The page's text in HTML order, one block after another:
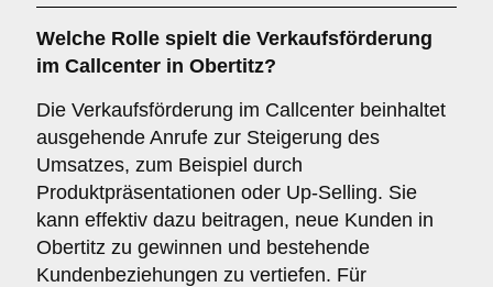
Welche Rolle spielt die Verkaufsförderung
im Callcenter in Obertitz?
Die Verkaufsförderung im Callcenter beinhaltet
ausgehende Anrufe zur Steigerung des
Umsatzes, zum Beispiel durch
Produktpräsentationen oder Up-Selling. Sie
kann effektiv dazu beitragen, neue Kunden in
Obertitz zu gewinnen und bestehende
Kundenbeziehungen zu vertiefen. Für